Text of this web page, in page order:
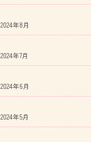
2024年8月
2024年7月
2024年6月
2024年5月